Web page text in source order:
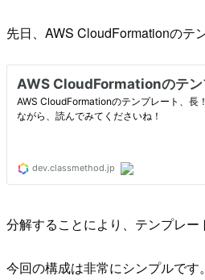
先日、AWS CloudFormationのテ
分解することにより、テンプレー
今回の構成は非常にシンプルで